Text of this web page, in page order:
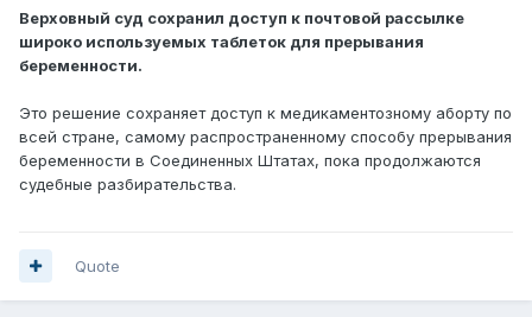
Верховный суд сохранил доступ к почтовой рассылке
широко используемых таблеток для прерывания
беременности.
Это решение сохраняет доступ к медикаментозному аборту по
всей стране, самому распространенному способу прерывания
беременности в Соединенных Штатах, пока продолжаются
судебные разбирательства.
Quote